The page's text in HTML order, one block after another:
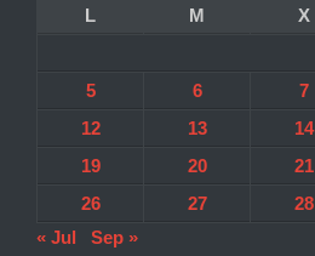
L
M X
5
6 7
12
13 14
19
20 21
26
27 28
« Jul
Sep »